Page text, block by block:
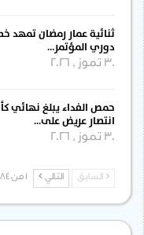
ثنائية عمار رمضان تمهد
دوري المؤتمر…
30 تموز , 2026
حمص الفداء يبلغ نهائي
انتصار عريض على…
30 تموز , 2026
السابق التالي